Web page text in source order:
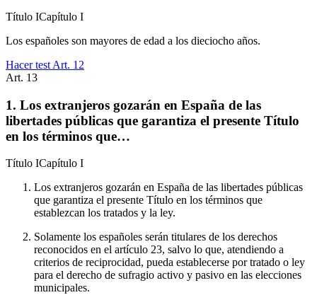
Título ICapítulo I
Los españoles son mayores de edad a los dieciocho años.
Hacer test Art. 12
Art. 13
1. Los extranjeros gozarán en España de las
libertades públicas que garantiza el presente Título
en los términos que…
Título ICapítulo I
Los extranjeros gozarán en España de las libertades públicas
que garantiza el presente Título en los términos que
establezcan los tratados y la ley.
Solamente los españoles serán titulares de los derechos
reconocidos en el artículo 23, salvo lo que, atendiendo a
criterios de reciprocidad, pueda establecerse por tratado o ley
para el derecho de sufragio activo y pasivo en las elecciones
municipales.